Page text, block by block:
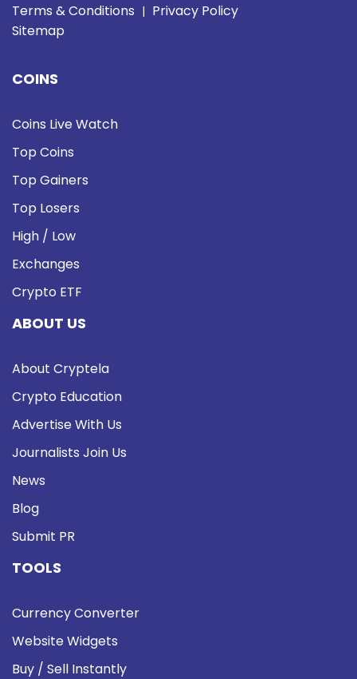
Terms & Conditions | Privacy Policy
Sitemap
COINS
Coins Live Watch
Top Coins
Top Gainers
Top Losers
High / Low
Exchanges
Crypto ETF
ABOUT US
About Cryptela
Crypto Education
Advertise With Us
Journalists Join Us
News
Blog
Submit PR
TOOLS
Currency Converter
Website Widgets
Buy / Sell Instantly